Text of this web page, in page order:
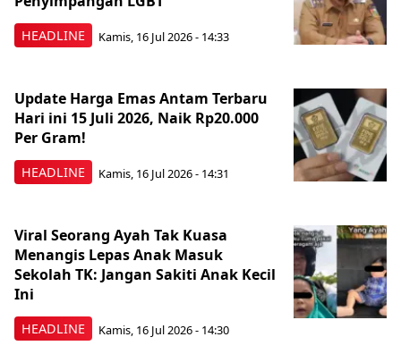
HEADLINE Kamis, 16 Jul 2026 - 14:33
HEADLINE
Update Harga Emas Antam Terbaru
Hari ini 15 Juli 2026, Naik Rp20.000
Per Gram!
Kamis, 16 Jul 2026 - 14:31
HEADLINE
Viral Seorang Ayah Tak Kuasa
Menangis Lepas Anak Masuk
Sekolah TK: Jangan Sakiti Anak Kecil
Ini
Kamis, 16 Jul 2026 - 14:30